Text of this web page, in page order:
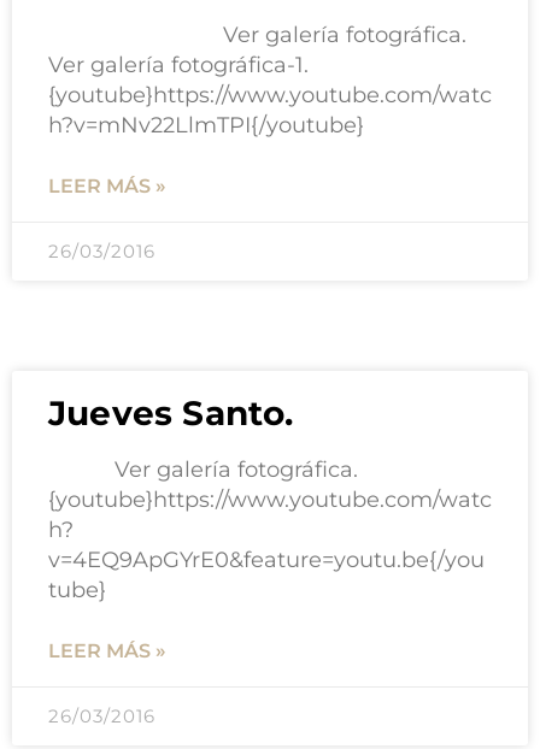
Ver galería fotográfica.
Ver galería fotográfica-1.
{youtube}https://www.youtube.com/watc
h?v=mNv22LlmTPI{/youtube}
LEER MÁS »
26/03/2016
Jueves Santo.
Ver galería fotográfica.
{youtube}https://www.youtube.com/watc
h?
v=4EQ9ApGYrE0&feature=youtu.be{/you
tube}
LEER MÁS »
26/03/2016